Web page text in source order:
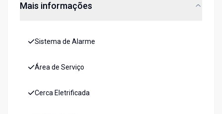
Mais informações
Sistema de Alarme
Área de Serviço
Cerca Eletrificada